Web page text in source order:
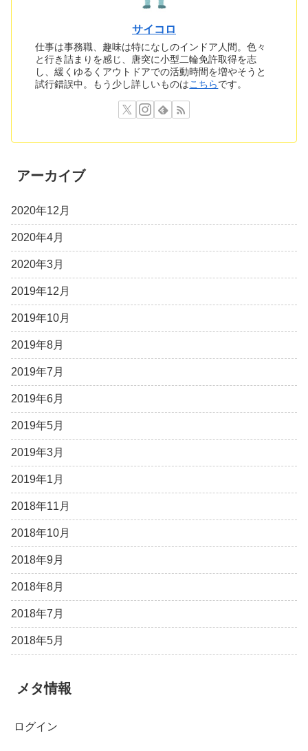
サイコロ
仕事は事務職、趣味は特になしのインドア人間。色々
と行き詰まりを感じ、唐突に小型二輪免許取得を志
し、緩くゆるくアウトドアでの活動時間を増やそうと
試行錯誤中。もう少し詳しいものはこちらです。
アーカイブ
2020年12月
2020年4月
2020年3月
2019年12月
2019年10月
2019年8月
2019年7月
2019年6月
2019年5月
2019年3月
2019年1月
2018年11月
2018年10月
2018年9月
2018年8月
2018年7月
2018年5月
メタ情報
ログイン